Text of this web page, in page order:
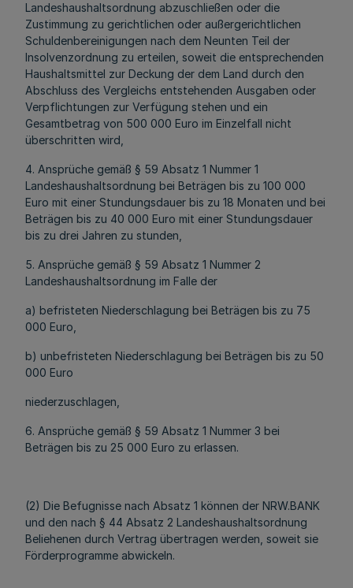
Landeshaushaltsordnung abzuschließen oder die
Zustimmung zu gerichtlichen oder außergerichtlichen
Schuldenbereinigungen nach dem Neunten Teil der
Insolvenzordnung zu erteilen, soweit die entsprechenden
Haushaltsmittel zur Deckung der dem Land durch den
Abschluss des Vergleichs entstehenden Ausgaben oder
Verpflichtungen zur Verfügung stehen und ein
Gesamtbetrag von 500 000 Euro im Einzelfall nicht
überschritten wird,
4. Ansprüche gemäß § 59 Absatz 1 Nummer 1
Landeshaushaltsordnung bei Beträgen bis zu 100 000
Euro mit einer Stundungsdauer bis zu 18 Monaten und bei
Beträgen bis zu 40 000 Euro mit einer Stundungsdauer
bis zu drei Jahren zu stunden,
5. Ansprüche gemäß § 59 Absatz 1 Nummer 2
Landeshaushaltsordnung im Falle der
a) befristeten Niederschlagung bei Beträgen bis zu 75
000 Euro,
b) unbefristeten Niederschlagung bei Beträgen bis zu 50
000 Euro
niederzuschlagen,
6. Ansprüche gemäß § 59 Absatz 1 Nummer 3 bei
Beträgen bis zu 25 000 Euro zu erlassen.
(2) Die Befugnisse nach Absatz 1 können der NRW.BANK
und den nach § 44 Absatz 2 Landeshaushaltsordnung
Beliehenen durch Vertrag übertragen werden, soweit sie
Förderprogramme abwickeln.